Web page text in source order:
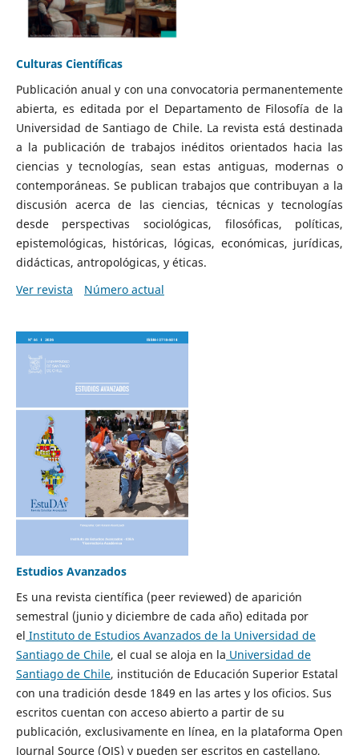
Culturas Científicas
Publicación anual y con una convocatoria permanentemente
abierta, es editada por el Departamento de Filosofía de la
Universidad de Santiago de Chile. La revista está destinada
a la publicación de trabajos inéditos orientados hacia las
ciencias y tecnologías, sean estas antiguas, modernas o
contemporáneas. Se publican trabajos que contribuyan a la
discusión acerca de las ciencias, técnicas y tecnologías
desde perspectivas sociológicas, filosóficas, políticas,
epistemológicas, históricas, lógicas, económicas, jurídicas,
didácticas, antropológicas, y éticas.
Ver revista
Número actual
Estudios Avanzados
Es una revista científica (peer reviewed) de aparición
semestral (junio y diciembre de cada año) editada por
el Instituto de Estudios Avanzados de la Universidad de
Santiago de Chile, el cual se aloja en la Universidad de
Santiago de Chile, institución de Educación Superior Estatal
con una tradición desde 1849 en las artes y los oficios. Sus
escritos cuentan con acceso abierto a partir de su
publicación, exclusivamente en línea, en la plataforma Open
Journal Source (OJS) y pueden ser escritos en castellano,